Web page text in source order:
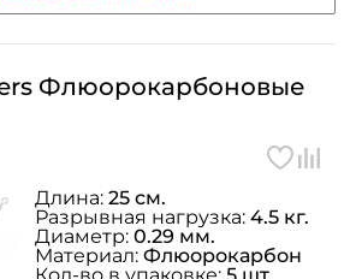
Флюорокарбоновые
Длина: 25 см.
Разрывная нагрузка: 4.5 кг.
Диаметр: 0.29 мм.
Материал: Флюорокарбон